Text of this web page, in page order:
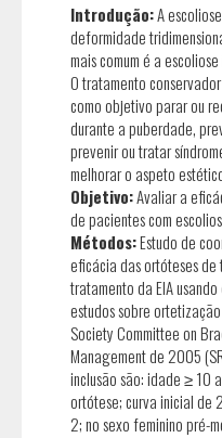
Introdução:A
deformidade
mais comum é a
O tratamento
como objetivo parar ou
durante a puberdade,
prevenir ou tratar
melhorar o aspeto
Objetivo:Avaliar a
de pacientes com
Métodos:Estudo de
eficácia das ortóteses de
tratamento da EIA
estudos sobre
Society Committee on
Management de 2005
inclusão são: idade ≥ 10
ortótese; curva inicial de
2; no sexo feminino pré-